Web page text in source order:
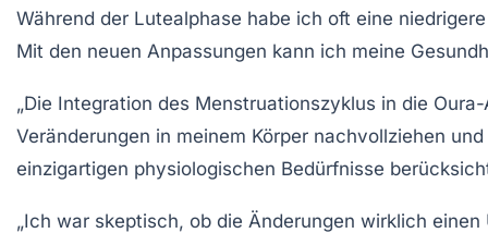
Während der Lutealphase habe ich oft eine
Mit den neuen Anpassungen kann ich meine
„Die Integration des Menstruationszyklus in die
Veränderungen in meinem Körper nachvollziehen
einzigartigen physiologischen Bedürfnisse
„Ich war skeptisch, ob die Änderungen wirklich